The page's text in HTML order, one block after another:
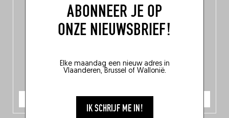
ABONNEER JE OP
ONZE NIEUWSBRIEF!
Elke maandag een nieuw adres in
Vlaanderen, Brussel of Wallonië.
IK SCHRIJF ME IN!
IK BESTEL